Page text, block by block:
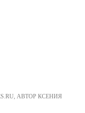
АВТОР КСЕНИЯ